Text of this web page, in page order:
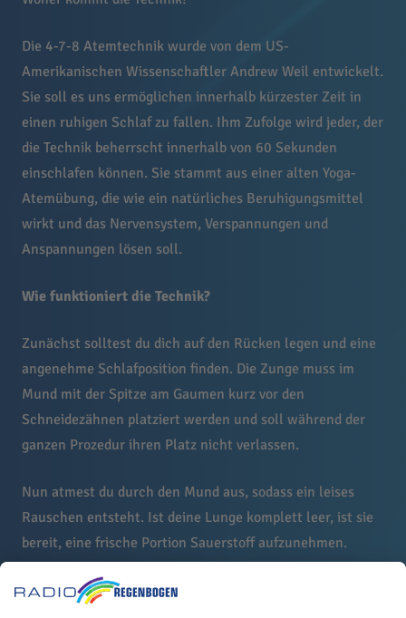
Die 4-7-8 Atemtechnik wurde von dem US-
Amerikanischen Wissenschaftler Andrew Weil entwickelt.
Sie soll es uns ermöglichen innerhalb kürzester Zeit in
einen ruhigen Schlaf zu fallen. Ihm Zufolge wird jeder, der
die Technik beherrscht innerhalb von 60 Sekunden
einschlafen können. Sie stammt aus einer alten Yoga-
Atemübung, die wie ein natürliches Beruhigungsmittel
wirkt und das Nervensystem, Verspannungen und
Anspannungen lösen soll.
Wie funktioniert die Technik?
Zunächst solltest du dich auf den Rücken legen und eine
angenehme Schlafposition finden. Die Zunge muss im
Mund mit der Spitze am Gaumen kurz vor den
Schneidezähnen platziert werden und soll während der
ganzen Prozedur ihren Platz nicht verlassen.
Nun atmest du durch den Mund aus, sodass ein leises
Rauschen entsteht. Ist deine Lunge komplett leer, ist sie
bereit, eine frische Portion Sauerstoff aufzunehmen.
"4" - Atme jetzt ganz ruhig durch die Nase ein und zähle